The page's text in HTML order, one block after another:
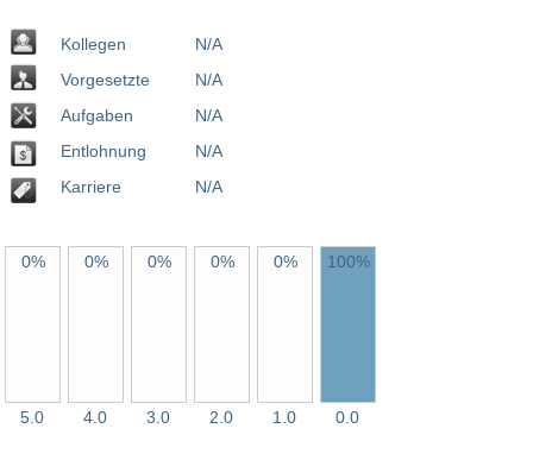
Kollegen
Vorgesetzte
Aufgaben
Entlohnung
Karriere
N/A
N/A
N/A
N/A
N/A
0%
5.0
0%
4.0
0%
3.0
0%
2.0
0%
1.0
100%
0.0